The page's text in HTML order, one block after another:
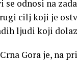
se odnosi na
cilj koji je
ljudi koji
Gora je, na